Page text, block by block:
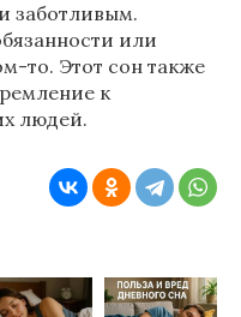
заботливым.
или
то. Этот сон также
к
людей.